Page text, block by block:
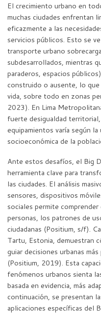
El crecimiento urbano en
muchas ciudades enfrentan
eficazmente a las
servicios públicos. Esto se
transporte urbano
subdesarrollados, mientras
paraderos, espacios
construido o ausente, lo que
vida, sobre todo en zonas
2023). En Lima
fuerte desigualdad
equipamientos varía según
socioeconómica de la
Ante estos desafíos, el Big
herramienta clave para
las ciudades. El análisis
sensores, dispositivos
sociales permite
personas, los patrones de
ciudadanas (Positium, s/f).
Tartu, Estonia, demuestran
guiar decisiones urbanas
(Positium, 2019). Esta
fenómenos urbanos sienta
basada en evidencia, más
continuación, se presentan
aplicaciones específicas del